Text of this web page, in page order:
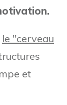
le "cerveau
et